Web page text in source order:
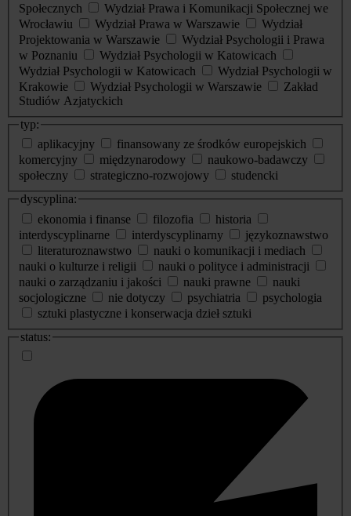
Społecznych
Wydział Prawa i Komunikacji Społecznej we
Wrocławiu
Wydział Prawa w Warszawie
Wydział
Projektowania w Warszawie
Wydział Psychologii i Prawa
w Poznaniu
Wydział Psychologii w Katowicach
Wydział Psychologii w Katowicach
Wydział Psychologii w
Krakowie
Wydział Psychologii w Warszawie
Zakład
Studiów Azjatyckich
typ:
aplikacyjny
finansowany ze środków europejskich
komercyjny
międzynarodowy
naukowo-badawczy
społeczny
strategiczno-rozwojowy
studencki
dyscyplina:
ekonomia i finanse
filozofia
historia
interdyscyplinarne
interdyscyplinarny
językoznawstwo
literaturoznawstwo
nauki o komunikacji i mediach
nauki o kulturze i religii
nauki o polityce i administracji
nauki o zarządzaniu i jakości
nauki prawne
nauki
socjologiczne
nie dotyczy psychiatria
psychologia
sztuki plastyczne i konserwacja dzieł sztuki
status: